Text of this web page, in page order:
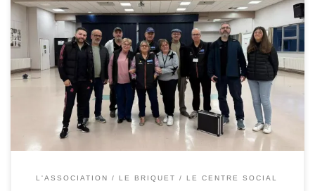
Cette année, notre participation au Festival des Solidarités
a pris la forme de trois animations conviviales et
engagées :
un atelier de confection de gâteaux de
Noël,
un Repair Café,
et une Trucothèque. Ces
moments chaleureux, placés sous le signe du partage et
de la solidarité, ont […]
L'ASSOCIATION LE BRIQUET LE CENTRE SOCIAL